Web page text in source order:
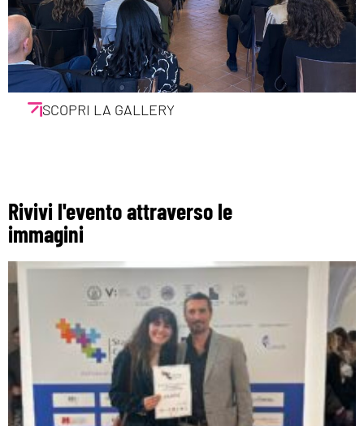
SCOPRI LA GALLERY
Rivivi l'evento attraverso le
immagini